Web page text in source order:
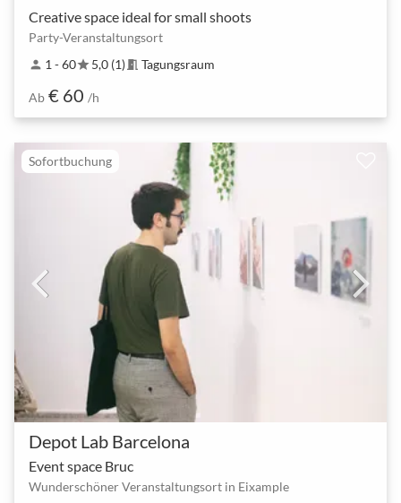
Creative space ideal for small shoots
Party-Veranstaltungsort
person 1 - 60star5,0 (1) meeting_room Tagungsraum
Ab € 60 /h
Sofortbuchung
Depot Lab Barcelona
Event space Bruc
Wunderschöner Veranstaltungsort in Eixample